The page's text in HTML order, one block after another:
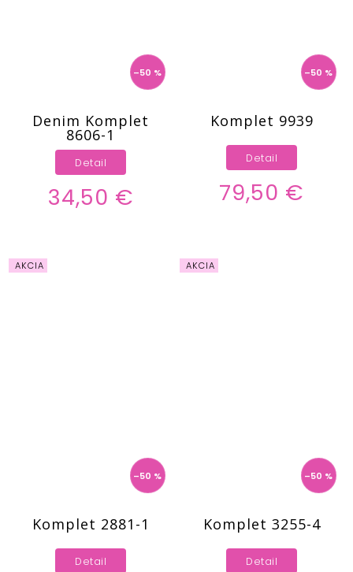
–50 %
Denim Komplet
8606-1
34,50 €
Detail
–50 %
Komplet 9939
79,50 €
Detail
AKCIA
–50 %
Komplet 2881-1
Detail
AKCIA
–50 %
Komplet 3255-4
Detail